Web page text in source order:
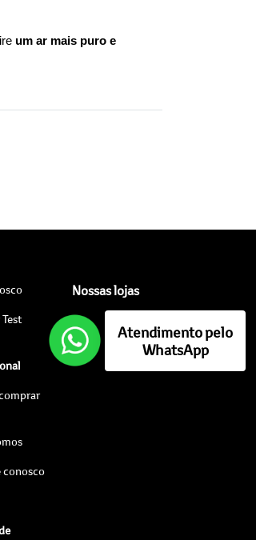
um ar mais puro e
conosco
Nossas lojas
Atendimento pelo
WhatsApp